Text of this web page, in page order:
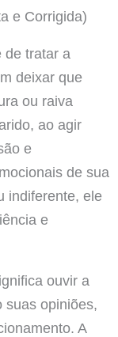
e Corrigida)
de tratar a
deixar que
ou raiva
ao agir
e
de sua
indiferente, ele
e
ouvir a
suas opiniões,
A